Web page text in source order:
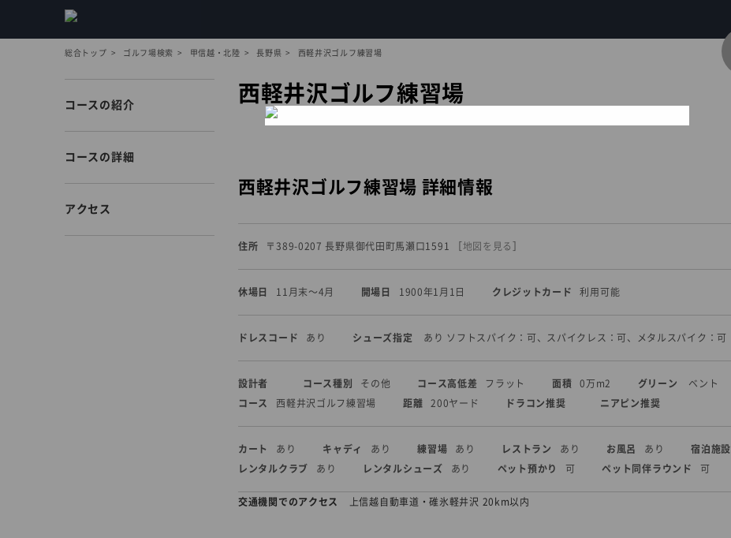
総合トップ ゴルフ場検索 甲信越・北陸 長野県 西軽井沢ゴルフ練習場
西軽井沢ゴルフ練習場
西軽井沢ゴルフ練習場 詳細情報
住所 〒389-0207 長野県御代田町馬瀬口1591 地図を見る
休場日 11月末〜4月 開場日 1900年1月1日 クレジットカード 利用可能
ドレスコード あり シューズ指定 あり ソフトスパイク：可、スパイクレス：可、メタルスパイク：可
設計者 コース種別 その他 コース高低差 フラット 面積 0万m2 グリーン ベント
コース 西軽井沢ゴルフ練習場 距離 200ヤード ドラコン推奨 ニアピン推奨
カート あり キャディ あり 練習場 あり レストラン あり お風呂 あり 宿泊施設
レンタルクラブ あり レンタルシューズ あり ペット預かり 可 ペット同伴ラウンド 可
交通機関でのアクセス 上信越自動車道・碓氷軽井沢 20km以内
コースの紹介
コースの詳細
アクセス